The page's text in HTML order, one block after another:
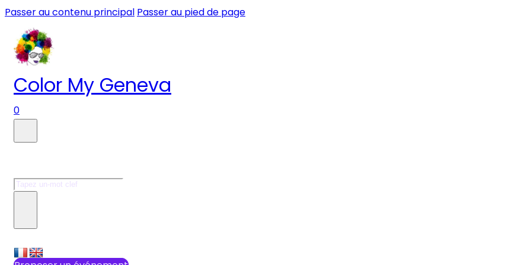
Passer au contenu principal Passer au pied de page
Color My Geneva
0
Rechercher
×